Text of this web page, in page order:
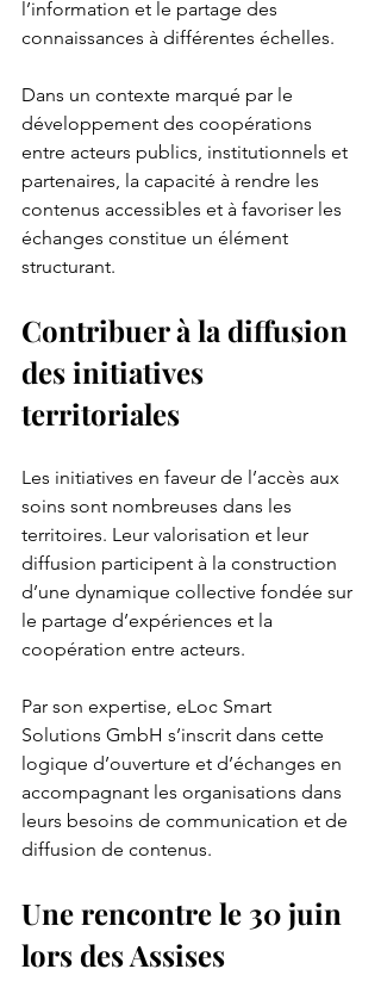
l’information et le partage des
connaissances à différentes échelles.
Dans un contexte marqué par le
développement des coopérations
entre acteurs publics, institutionnels et
partenaires, la capacité à rendre les
contenus accessibles et à favoriser les
échanges constitue un élément
structurant.
Contribuer à la diffusion
des initiatives
territoriales
Les initiatives en faveur de l’accès aux
soins sont nombreuses dans les
territoires. Leur valorisation et leur
diffusion participent à la construction
d’une dynamique collective fondée sur
le partage d’expériences et la
coopération entre acteurs.
Par son expertise, eLoc Smart
Solutions GmbH s’inscrit dans cette
logique d’ouverture et d’échanges en
accompagnant les organisations dans
leurs besoins de communication et de
diffusion de contenus.
Une rencontre le 30 juin
lors des Assises